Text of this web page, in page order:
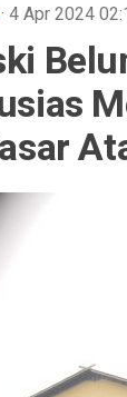
· 4 Apr 2024